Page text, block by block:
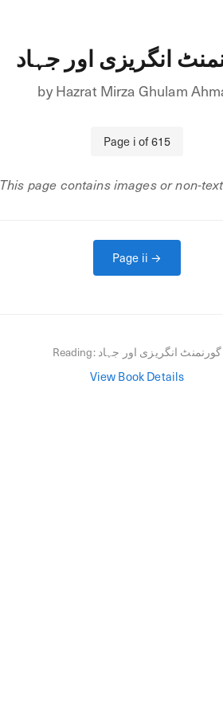
انگریزی اور جہاد
byHazrat Mirza Ghulam
Page i of615
This page contains images or non-
Page ii →
Reading: گورنمنٹ انگریزی اور جہاد
View Book Details